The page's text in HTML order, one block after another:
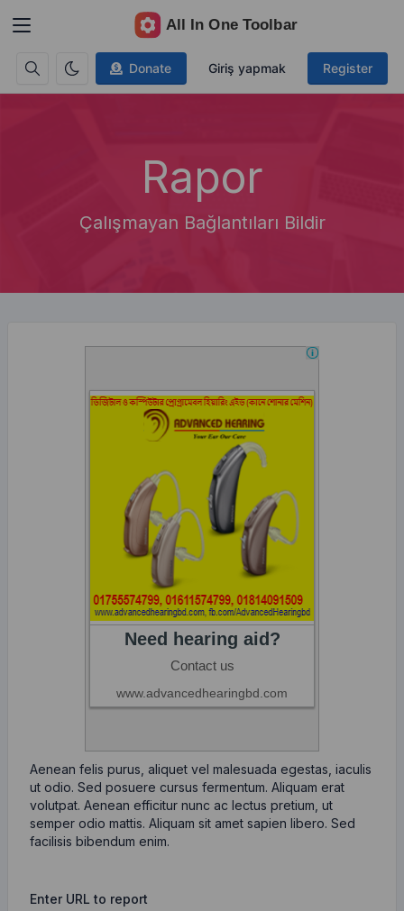
Donate Giriş yapmak Register
Rapor
Çalışmayan Bağlantıları Bildir
Aenean felis purus, aliquet vel malesuada egestas, iaculis
ut odio. Sed posuere cursus fermentum. Aliquam erat
volutpat. Aenean efficitur nunc ac lectus pretium, ut
semper odio mattis. Aliquam sit amet sapien libero. Sed
facilisis bibendum enim.
Enter URL to report